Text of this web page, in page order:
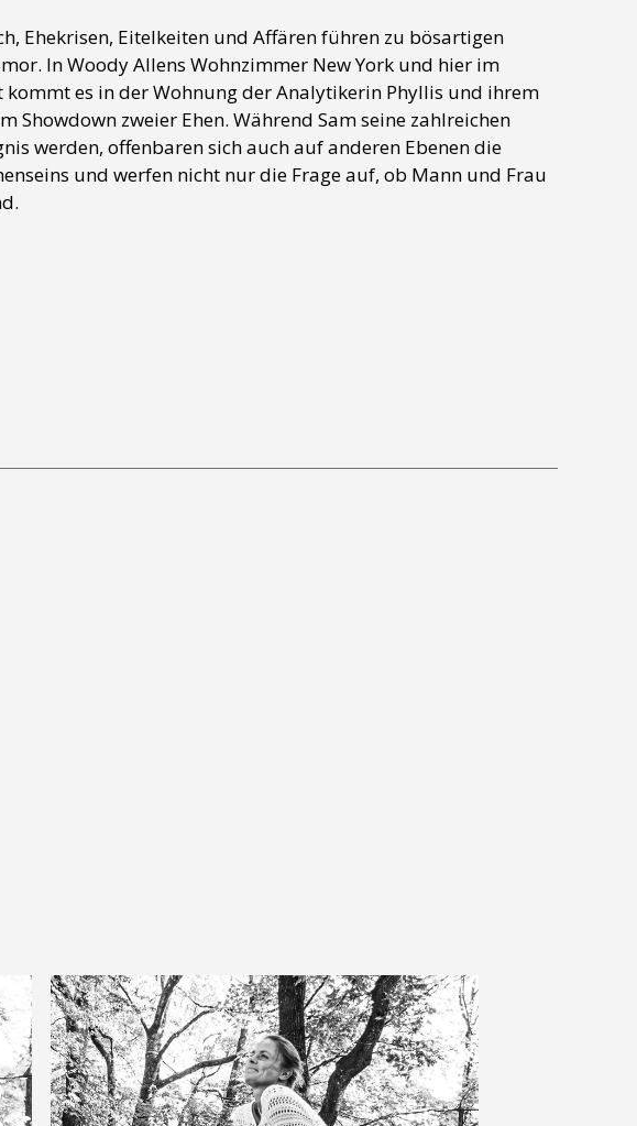
Ehekrisen, Eitelkeiten und Affären führen zu bösartigen
In Woody Allens Wohnzimmer New York und hier im
kommt es in der Wohnung der Analytikerin Phyllis und ihrem
Showdown zweier Ehen. Während Sam seine zahlreichen
werden, offenbaren sich auch auf anderen Ebenen die
und werfen nicht nur die Frage auf, ob Mann und Frau